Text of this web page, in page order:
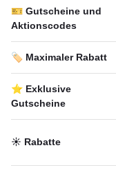
🎫 Gutscheine und
Aktionscodes
🏷️ Maximaler Rabatt
⭐ Exklusive
Gutscheine
☀️ Rabatte